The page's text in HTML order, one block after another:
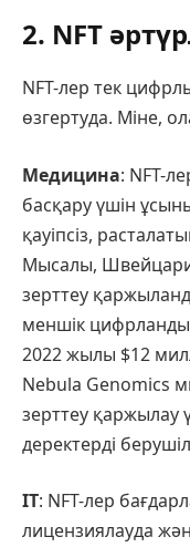
2. NFT
NFT-лер тек
өзгертуда. Міне,
Медицина: NFT-
басқару үшін
қауіпсіз,
Мысалы,
зерттеу
меншік
2022 жылы $12
Nebula Genomics
зерттеу қаржылау
деректерді
IT: NFT-лер
лицензиялауда